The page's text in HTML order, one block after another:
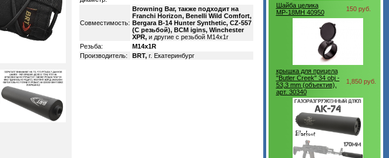
Совместимость:
Browning Bar, также подходит на
Franchi Horizon, Benelli Wild Comfort,
Bergara B-14 Hunter Synthetic, CZ-557
(С резьбой), BCM igins, Winchester
XPR,и другие с резьбой M14х1r
Резьба:
M14x1R
Производитель:
BRT,г. Екатеринбург
Шайба целика
МР-18МН 40950
150 руб.
крышка для прицела
"Butler Creek" 34 obj -
53,3 mm (объектив),
арт. 30340
1,850 руб.